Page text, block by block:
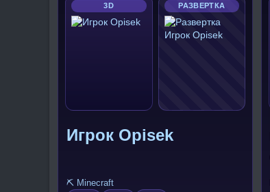
3D РАЗВЕРТКА
Игрок Opisek
⛏️ Minecraft